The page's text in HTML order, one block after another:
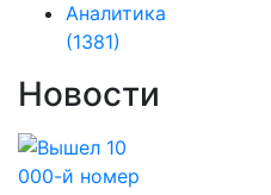
Аналитика
(1381)
Новости